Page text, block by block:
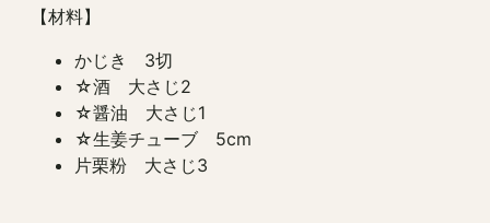
【材料】
かじき 3切
☆酒 大さじ2
☆醤油 大さじ1
☆生姜チューブ 5cm
片栗粉 大さじ3